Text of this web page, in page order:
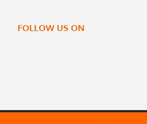
FOLLOW US ON